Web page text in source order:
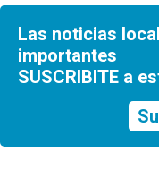
Las noticias
importantes
SUSCRIBITE a